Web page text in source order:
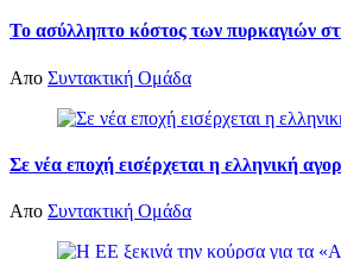
Το ασύλληπτο κόστος των πυρκαγιών
Απο Συντακτική Ομάδα
Σε νέα εποχή εισέρχεται η ελληνική
Απο Συντακτική Ομάδα